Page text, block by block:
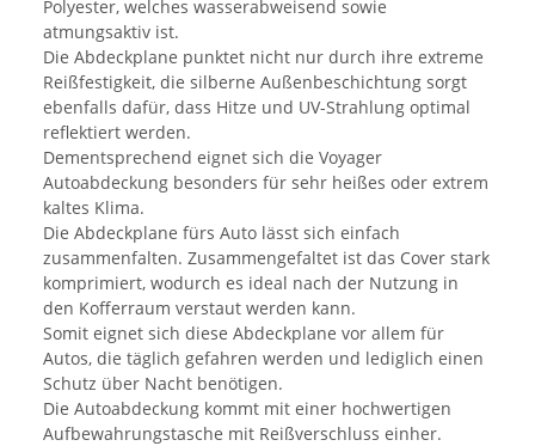
Polyester, welches wasserabweisend sowie
atmungsaktiv ist.
Die Abdeckplane punktet nicht nur durch ihre extreme
Reißfestigkeit, die silberne Außenbeschichtung sorgt
ebenfalls dafür, dass Hitze und UV-Strahlung optimal
reflektiert werden.
Dementsprechend eignet sich die Voyager
Autoabdeckung besonders für sehr heißes oder extrem
kaltes Klima.
Die Abdeckplane fürs Auto lässt sich einfach
zusammenfalten. Zusammengefaltet ist das Cover stark
komprimiert, wodurch es ideal nach der Nutzung in
den Kofferraum verstaut werden kann.
Somit eignet sich diese Abdeckplane vor allem für
Autos, die täglich gefahren werden und lediglich einen
Schutz über Nacht benötigen.
Die Autoabdeckung kommt mit einer hochwertigen
Aufbewahrungstasche mit Reißverschluss einher.